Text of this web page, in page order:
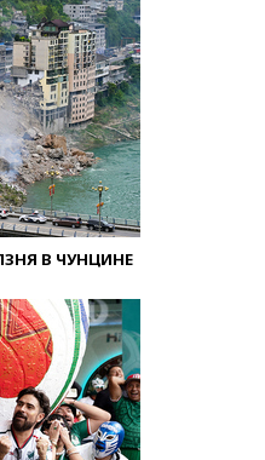
В ЧУНЦИНЕ